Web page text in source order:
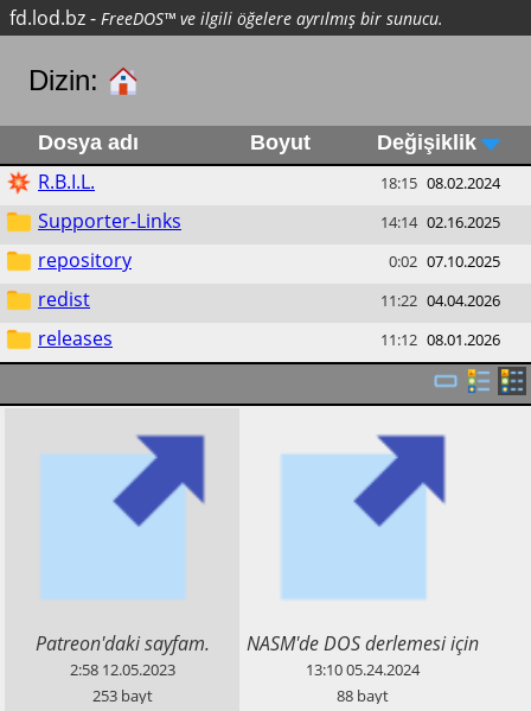
fd.lod.bz- FreeDOS™ ve ilgili öğelere ayrılmış bir sunucu.
Dizin:
Dosya adı Boyut Değişiklik
R.B.I.L. 18:15 08.02.2024
Supporter-Links 14:14 02.16.2025
repository 0:02 07.10.2025
redist 11:22 04.04.2026
releases 11:12 08.01.2026
​Patreon'daki sayfam.
2:58 12.05.2023
253 bayt
​NASM'de DOS derlemesi için
LazyBoy Kitaplığı (HTML,
İngilizce)
13:1005.24.2024
88 bayt